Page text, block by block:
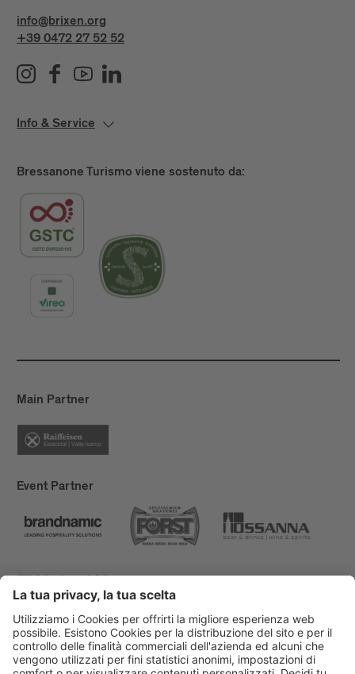
info@brixen.org
+39 0472 27 52 52
Info & Service
Bressanone Turismo viene sostenuto da:
Main Partner
Event Partner
Bressanone Turismo
Privacy
Note legali Finanziamenti